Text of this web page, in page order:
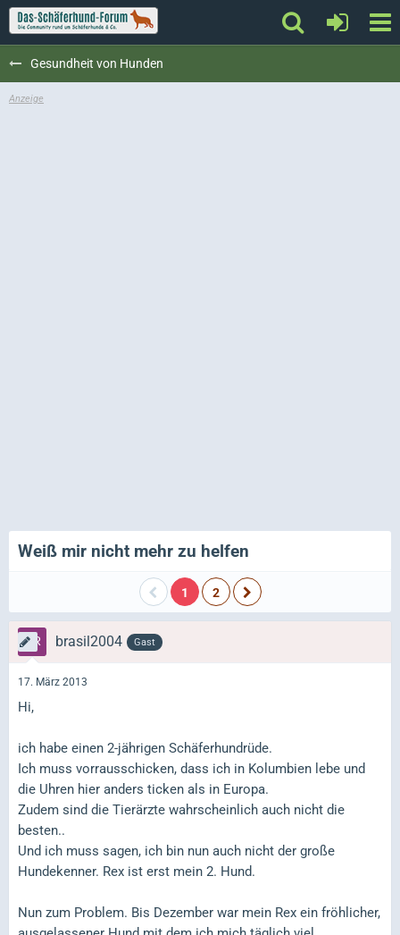
Gesundheit von Hunden
Weiß mir nicht mehr zu helfen
1 2
brasil2004 Gast
17. März 2013
Hi,
ich habe einen 2-jährigen Schäferhundrüde.
Ich muss vorrausschicken, dass ich in Kolumbien lebe und
die Uhren hier anders ticken als in Europa.
Zudem sind die Tierärzte wahrscheinlich auch nicht die
besten..
Und ich muss sagen, ich bin nun auch nicht der große
Hundekenner. Rex ist erst mein 2. Hund.
Nun zum Problem. Bis Dezember war mein Rex ein fröhlicher,